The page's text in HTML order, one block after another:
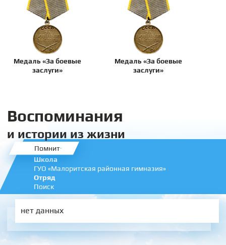
Медаль «За боевые
заслуги»
Медаль «За боевые
заслуги»
Воспоминания
и истории из жизни
Помнит
Школа
ГУО «Малоритская районная гимназия»
Отряд
Поиск
нет данных